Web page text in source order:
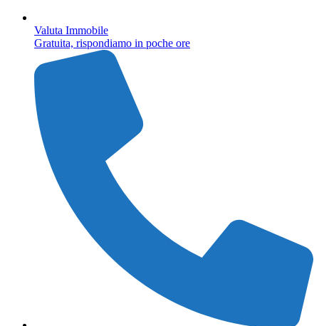
Valuta Immobile
Gratuita, rispondiamo in poche ore